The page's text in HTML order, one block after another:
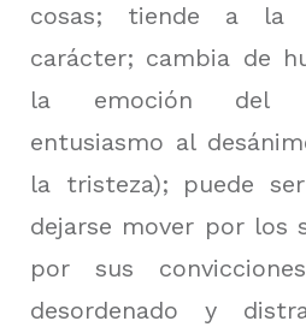
cosas; tiende a la
carácter; cambia de
la emoción del
entusiasmo al
la tristeza); puede
dejarse mover por los
por sus
desordenado y